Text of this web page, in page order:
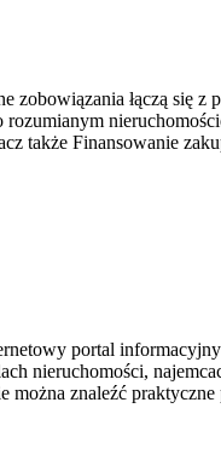
łączą się z
także Finansowanie
portal
nieruchomości,
znaleźć